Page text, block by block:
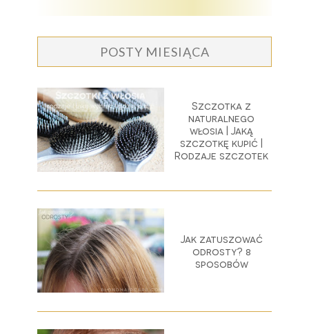
POSTY MIESIĄCA
Szczotka z
naturalnego
włosia | Jaką
szczotkę kupić |
Rodzaje szczotek
Jak zatuszować
odrosty? 8
sposobów